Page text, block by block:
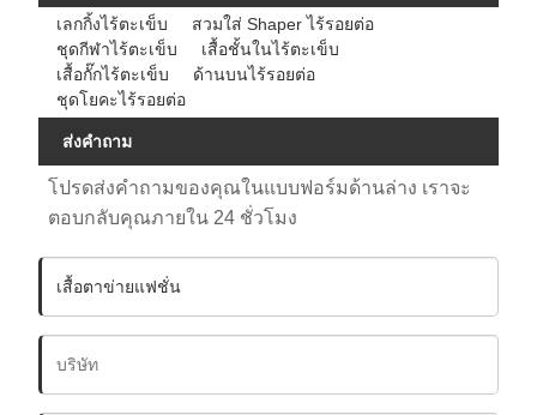
เลกกิ้งไร้ตะเข็บ
สวมใส่ Shaper ไร้รอยต่อ
ชุดกีฬาไร้ตะเข็บ
เสื้อชั้นในไร้ตะเข็บ
เสื้อกั๊กไร้ตะเข็บ
ด้านบนไร้รอยต่อ
ชุดโยคะไร้รอยต่อ
ส่งคำถาม
โปรดส่งคำถามของคุณในแบบฟอร์มด้านล่าง เราจะ
ตอบกลับคุณภายใน 24 ชั่วโมง